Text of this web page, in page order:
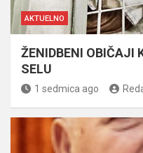
AKTUELNO
ŽENIDBENI OBIČAJI
SELU
1 sedmica ago